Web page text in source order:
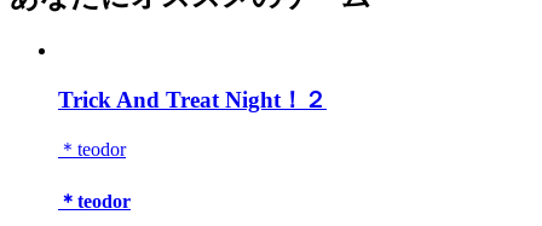
Trick And Treat Night！２
＊teodor
＊teodor